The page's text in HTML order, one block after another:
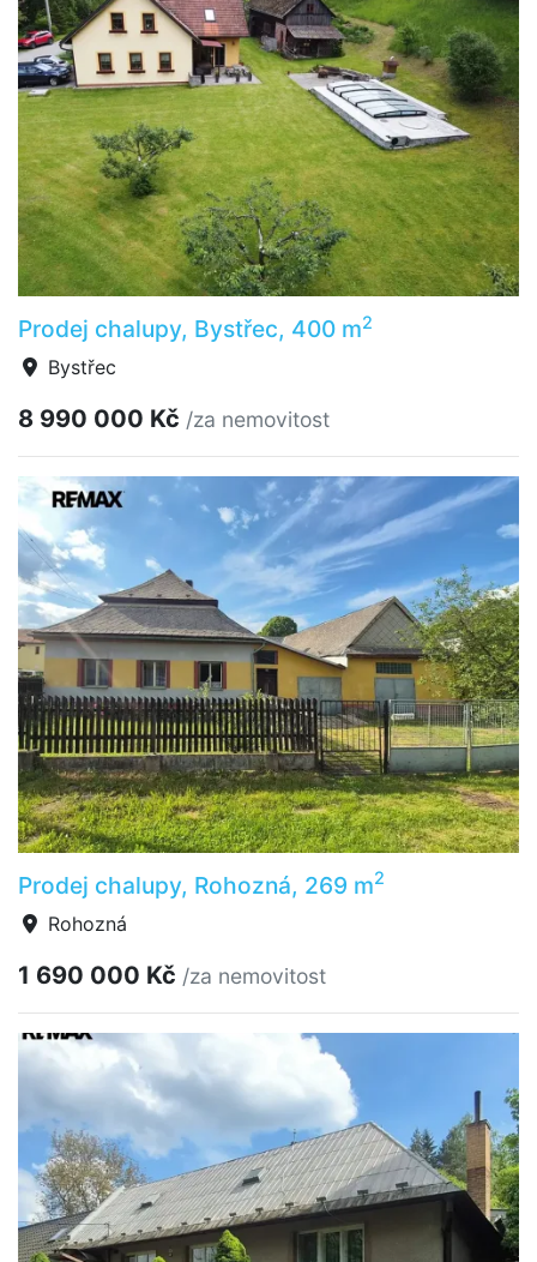
Prodej chalupy, Bystřec, 400 m2
Bystřec
8 990 000 Kč /za nemovitost
Prodej chalupy, Rohozná, 269 m2
Rohozná
1 690 000 Kč /za nemovitost